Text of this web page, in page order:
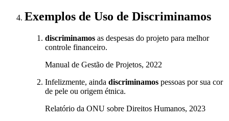
Exemplos de Uso de Discriminamos
discriminamos as despesas do projeto para melhor
controle financeiro.
Manual de Gestão de Projetos, 2022
Infelizmente, ainda discriminamos pessoas por sua cor
de pele ou origem étnica.
Relatório da ONU sobre Direitos Humanos, 2023